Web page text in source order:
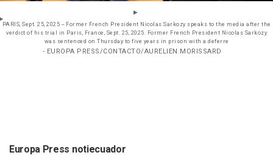
PARIS, Sept. 25, 2025 -- Former French President Nicolas Sarkozy speaks to the media after the
verdict of his trial in Paris, France, Sept. 25, 2025. Former French President Nicolas Sarkozy
was sentenced on Thursday to five years in prison with a deferre
- EUROPA PRESS/CONTACTO/AURELIEN MORISSARD
Europa Press notiecuador